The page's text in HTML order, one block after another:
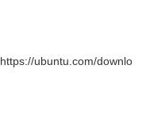
https://ubuntu.com/downlo